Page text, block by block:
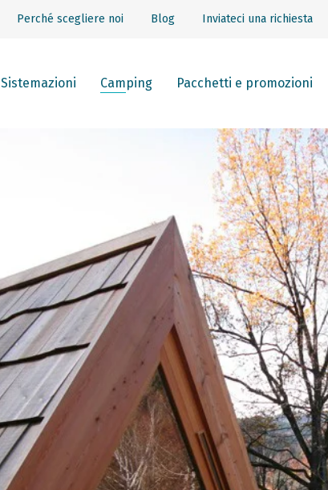
Perché scegliere noi Blog Inviateci una richiesta
Sistemazioni Camping Pacchetti e promozioni